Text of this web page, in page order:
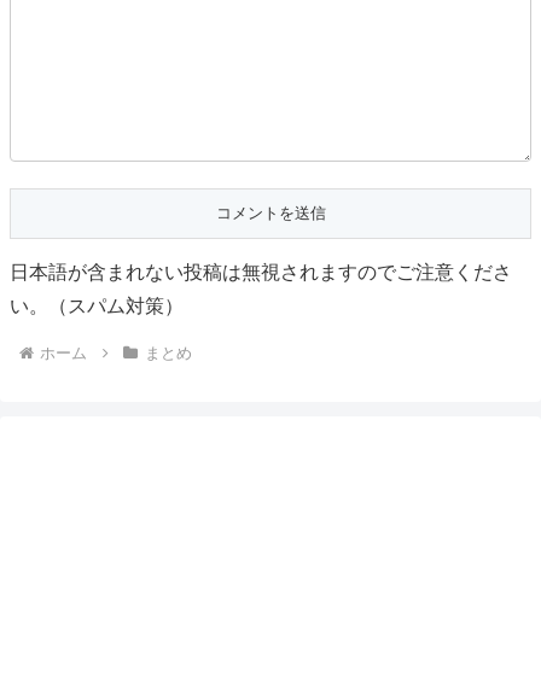
日本語が含まれない投稿は無視されますのでご注意くださ
い。（スパム対策）
ホーム まとめ